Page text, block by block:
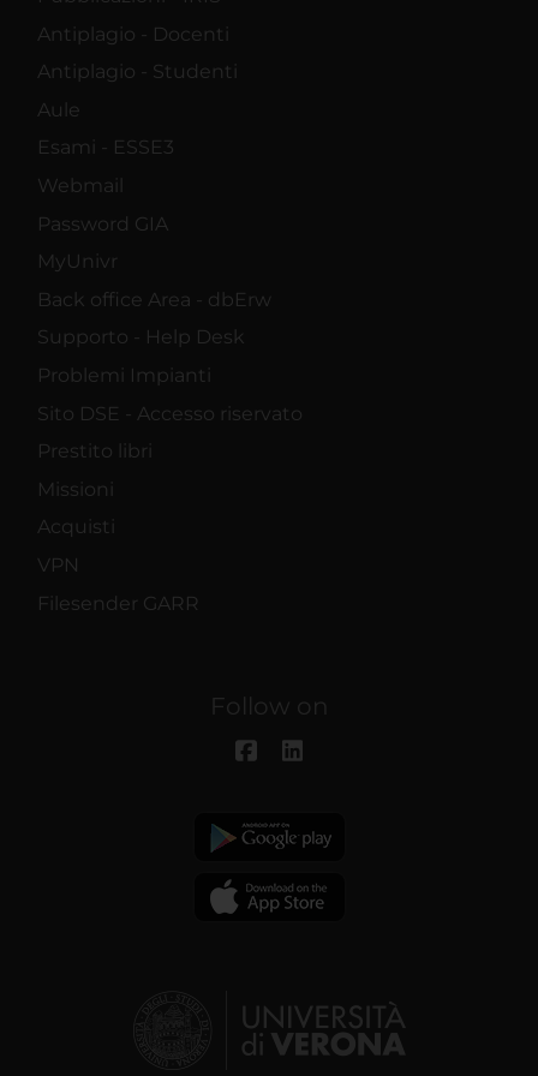
Antiplagio - Docenti
Antiplagio - Studenti
Aule
Esami - ESSE3
Webmail
Password GIA
MyUnivr
Back office Area - dbErw
Supporto - Help Desk
Problemi Impianti
Sito DSE - Accesso riservato
Prestito libri
Missioni
Acquisti
VPN
Filesender GARR
Follow on